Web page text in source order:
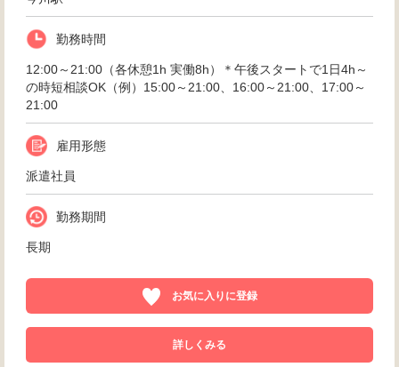
勤務時間
12:00～21:00（各休憩1h 実働8h）＊午後スタートで1日4h～
の時短相談OK（例）15:00～21:00、16:00～21:00、17:00～
21:00
雇用形態
派遣社員
勤務期間
長期
お気に入りに登録
詳しくみる